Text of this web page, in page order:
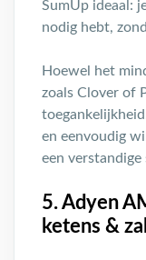
SumUp ideaal:
nodig hebt,
Hoewel het
zoals Clover of
en eenvoudig
een verstandige
5. Adyen
ketens &